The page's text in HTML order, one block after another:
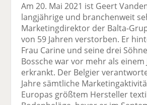
Am 20. Mai 2021 ist Geert
langjährige und branchenweit
Marketingdirektor der Balta-
von 59 Jahren verstorben. Er
Frau Carine und seine drei
Bossche war vor mehr als einem
erkrankt. Der Belgier
Jahre sämtliche
Europas größtem Hersteller